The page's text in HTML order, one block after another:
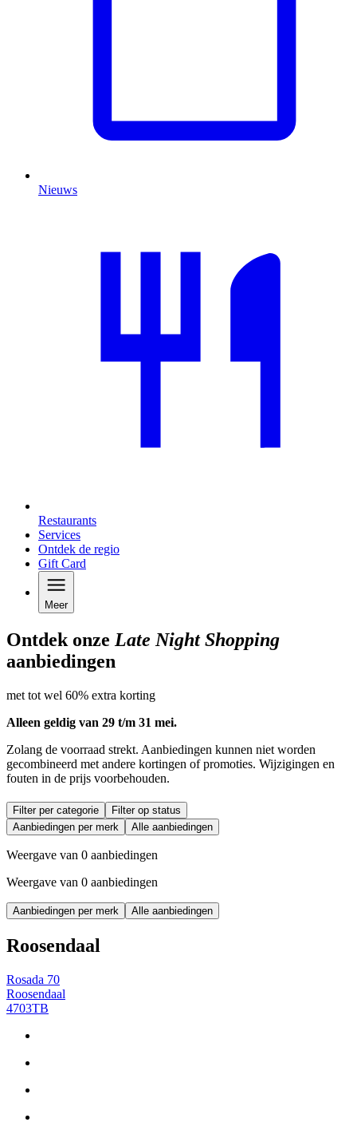
Nieuws
Restaurants
Services
Ontdek de regio
Gift Card
Meer
Ontdek onze Late Night Shopping
aanbiedingen
met tot wel 60% extra korting
Alleen geldig van 29 t/m 31 mei.
Zolang de voorraad strekt. Aanbiedingen kunnen niet worden
gecombineerd met andere kortingen of promoties. Wijzigingen en
fouten in de prijs voorbehouden.
Filter per categorie
Filter op status
Aanbiedingen per merk
Alle aanbiedingen
Weergave van 0 aanbiedingen
Weergave van 0 aanbiedingen
Aanbiedingen per merk Alle aanbiedingen
Roosendaal
Rosada 70
Roosendaal
4703TB